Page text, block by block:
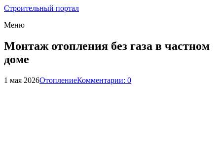
Строительный портал
Меню
Монтаж отопления без газа в частном
доме
1 мая 2026ОтоплениеКомментарии: 0